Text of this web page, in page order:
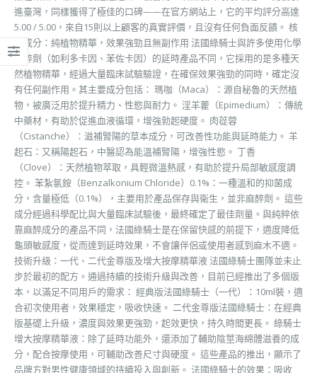
進臺灣，同樣獲得了極佳的口碑——在官方網站上，它的平均評分高達
5.00 / 5.00，來自15則以上顧客的真實評價，且沒有任何負面反饋。 核
心成分：純植物精華，效果強勁且無副作用 法國綠騎士與許多使用化學
麻醉劑（如利多卡因、苯佐卡因）的延時產品不同，它採用的是多種天
然植物精華，經過大量臨床試驗驗證，在確保效果強勁的同時，確定沒
有任何副作用。其主要成分包括： 瑪咖（Maca）：源自秘魯的天然植
物，被廣泛用於提升精力、性慾與耐力。 淫羊藿（Epimedium）：傳統
中藥材，有助於促進血液循環，增強勃起硬度。 肉蓯蓉
（Cistanche）：滋補腎陽的草本成分，可改善性功能與延時能力。 羊
起石：又稱陽起石，中醫認為能溫補腎陽，增強性慾。 丁香
（Clove）：天然植物萃取，具輕微溫熱感，有助於提升局部敏感度調
控。 苯紮氯銨（Benzalkonium Chloride）0.1%：一種溫和的抑菌成
分，含量極低（0.1%），主要用於產品保存與衛生，並非麻醉劑。 這些
成分經過科學配比與大量臨床試驗後，最終確定了最佳劑量。與純粹依
靠麻醉成分的產品不同，法國綠騎士是在保留快感的前提下，適度降低
龜頭敏感度，從而達到延時效果，不會讓伴侶或使用者感到麻木不適。
技術升級：一代、二代金尊版及增大按摩精華液 法國綠騎士團隊並未止
步於最初的配方。通過持續的技術升級與改善，目前已經推出了多個版
本，以滿足不同用戶的需求： 經典版法國綠騎士（一代）：10ml裝，適
合初次使用者，效果穩定，吸收快速。 二代金尊版法國綠騎士：在經典
版基礎上升級，濃度與效果更強勁，起效更快，持久時間更長。 綠騎士
增大按摩精華液：除了延時功能外，還添加了輔助陰莖海綿體滋養的成
分，配合按摩使用，可輔助改善尺寸與硬度。 這些產品的推出，顯示了
品牌方對男性健康領域的持續投入與創新。 法國綠騎士的效果：吸收